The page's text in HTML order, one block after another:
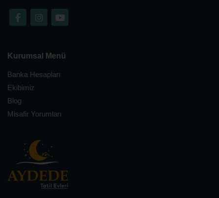
Kurumsal Menü
Banka Hesapları
Ekibimiz
Blog
Misafir Yorumları